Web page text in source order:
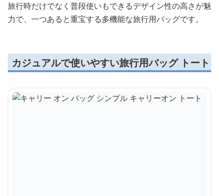
旅行時だけでなく普段使いもできるデザイン性の高さが魅
力で、一つあると重宝する多機能な旅行用バッグです。
カジュアルで使いやすい旅行用バッグ トート